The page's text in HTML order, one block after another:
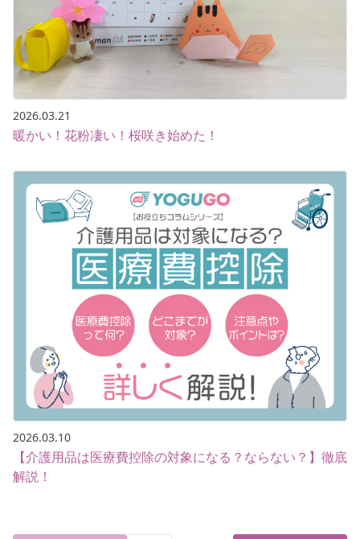
2026.03.21
暖かい！花粉凄い！桜咲き始めた！
2026.03.10
【介護用品は医療費控除の対象になる？ならない？】徹底
解説！